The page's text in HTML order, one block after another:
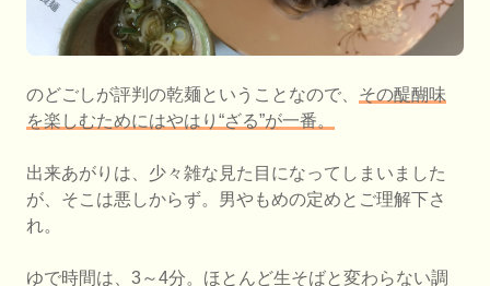
のどごしが評判の乾麺ということなので、 その醍醐味
を楽しむためにはやはり“ざる”が一番。
出来あがりは、少々雑な見た目になってしまいました
が、そこは悪しからず。男やもめの定めとご理解下さ
れ。
ゆで時間は、3～4分。ほとんど生そばと変わらない調